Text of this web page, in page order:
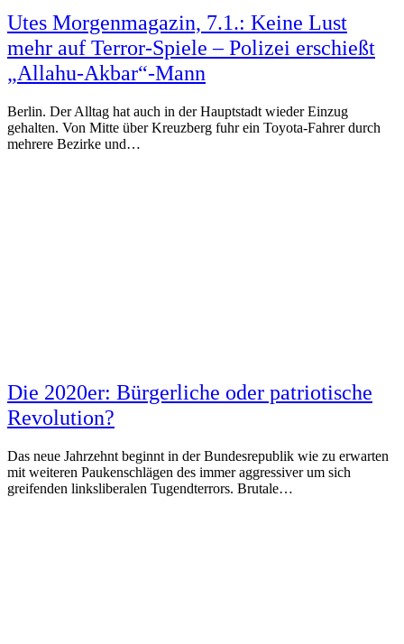
Utes Morgenmagazin, 7.1.: Keine Lust
mehr auf Terror-Spiele – Polizei erschießt
„Allahu-Akbar“-Mann
Berlin. Der Alltag hat auch in der Hauptstadt wieder Einzug
gehalten. Von Mitte über Kreuzberg fuhr ein Toyota-Fahrer durch
mehrere Bezirke und…
Die 2020er: Bürgerliche oder patriotische
Revolution?
Das neue Jahrzehnt beginnt in der Bundesrepublik wie zu erwarten
mit weiteren Paukenschlägen des immer aggressiver um sich
greifenden linksliberalen Tugendterrors. Brutale…